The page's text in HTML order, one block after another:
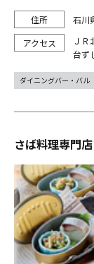
石川
ＪＲ
台ず
ダイニングバー・バル
さば料理専門